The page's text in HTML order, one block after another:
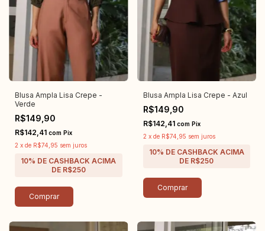
Blusa Ampla Lisa Crepe -
Verde
R$149,90
R$142,41 com Pix
2 x de R$74,95 sem juros
Comprar
Blusa Ampla Lisa Crepe - Azul
R$149,90
R$142,41 com Pix
2 x de R$74,95 sem juros
Comprar